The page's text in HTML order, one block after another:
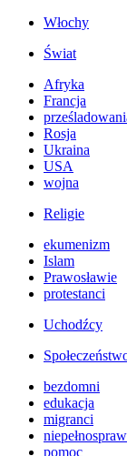
Włochy
Świat
Afryka
Francja
Rosja
Ukraina
USA
wojna
Religie
ekumenizm
Islam
Prawosławie
protestanci
Uchodźcy
bezdomni
edukacja
migranci
pomoc